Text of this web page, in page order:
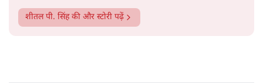
शीतल पी. सिंहकी और स्टोरी पढ़ें